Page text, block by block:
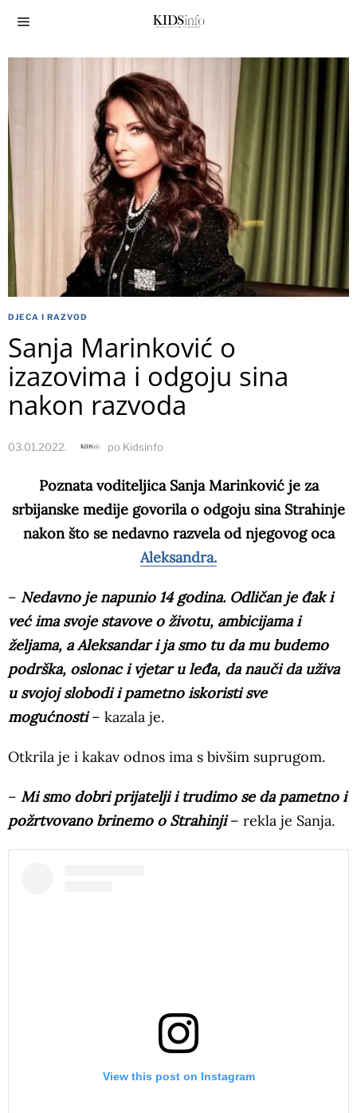
DJECA I RAZVOD
Sanja Marinković o
izazovima i odgoju sina
nakon razvoda
03.01.2022. po Kidsinfo
Poznata voditeljica Sanja Marinković je za
srbijanske medije govorila o odgoju sina Strahinje
nakon što se nedavno razvela od njegovog oca
Aleksandra.
– Nedavno je napunio 14 godina. Odličan je đak i
već ima svoje stavove o životu, ambicijama i
željama, a Aleksandar i ja smo tu da mu budemo
podrška, oslonac i vjetar u leđa, da nauči da uživa
u svojoj slobodi i pametno iskoristi sve
mogućnosti– kazala je.
Otkrila je i kakav odnos ima s bivšim suprugom.
– Mi smo dobri prijatelji i trudimo se da pametno i
požrtvovano brinemo o Strahinji– rekla je Sanja.
View this post on Instagram